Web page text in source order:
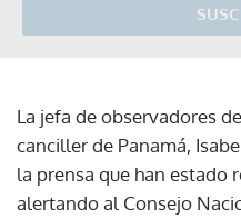
La jefa de observadores
canciller de Panamá,
la prensa que han estado
alertando al Consejo